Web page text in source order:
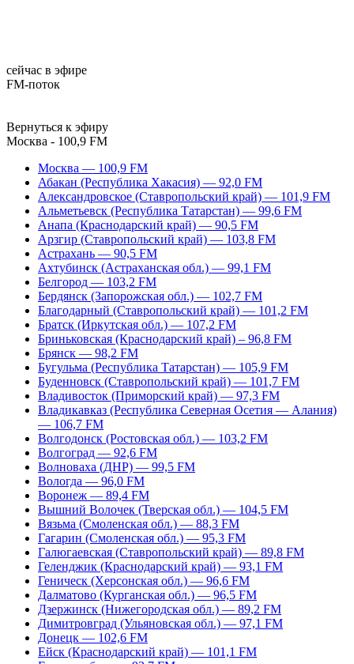
сейчас в эфире
FM-поток
Вернуться к эфиру
Москва - 100,9 FM
Москва — 100,9 FM
Абакан (Республика Хакасия) — 92,0 FM
Александровское (Ставропольский край) — 101,9 FM
Альметьевск (Республика Татарстан) — 99,6 FM
Анапа (Краснодарский край) — 90,5 FM
Арзгир (Ставропольский край) — 103,8 FM
Астрахань — 90,5 FM
Ахтубинск (Астраханская обл.) — 99,1 FM
Белгород — 103,2 FM
Бердянск (Запорожская обл.) — 102,7 FM
Благодарный (Ставропольский край) — 101,2 FM
Братск (Иркутская обл.) — 107,2 FM
Бриньковская (Краснодарский край) – 96,8 FM
Брянск — 98,2 FM
Бугульма (Республика Татарстан) — 105,9 FM
Буденновск (Ставропольский край) — 101,7 FM
Владивосток (Приморский край) — 97,3 FM
Владикавказ (Республика Северная Осетия — Алания)
— 106,7 FM
Волгодонск (Ростовская обл.) — 103,2 FM
Волгоград — 92,6 FM
Волноваха (ДНР) — 99,5 FM
Вологда — 96,0 FM
Воронеж — 89,4 FM
Вышний Волочек (Тверская обл.) — 104,5 FM
Вязьма (Смоленская обл.) — 88,3 FM
Гагарин (Смоленская обл.) — 95,3 FM
Галюгаевская (Ставропольский край) — 89,8 FM
Геленджик (Краснодарский край) — 93,1 FM
Геническ (Херсонская обл.) — 96,6 FM
Далматово (Курганская обл.) — 96,5 FM
Дзержинск (Нижегородская обл.) — 89,2 FM
Димитровград (Ульяновская обл.) — 97,1 FM
Донецк — 102,6 FM
Ейск (Краснодарский край) — 101,1 FM